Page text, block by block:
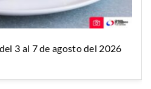
3 al 7 de agosto del 2026